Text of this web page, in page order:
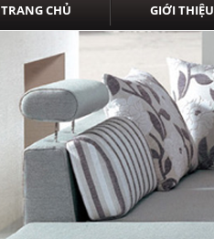
TRANG CHỦ GIỚI THIỆU